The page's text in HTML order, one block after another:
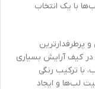
جذابیت لب‌ها با یک انتخاب
و پرطرفدارترین
کیف آرایش بسیاری
با ترکیب رنگی
لب‌ها و ایجاد